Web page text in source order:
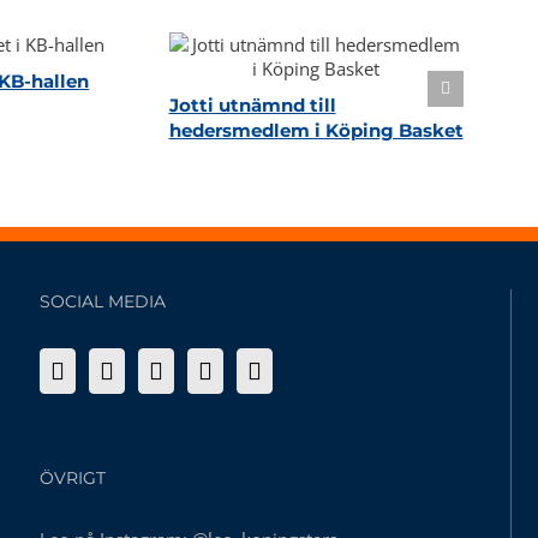
hallen
Jotti utnämnd till
hedersmedlem i Köping Basket
SOCIAL MEDIA
ÖVRIGT